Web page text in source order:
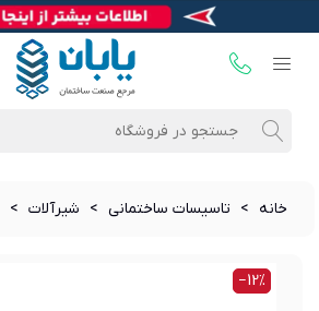
خانه > تاسیسات ساختمانی > شیرآلات >
‎−12%